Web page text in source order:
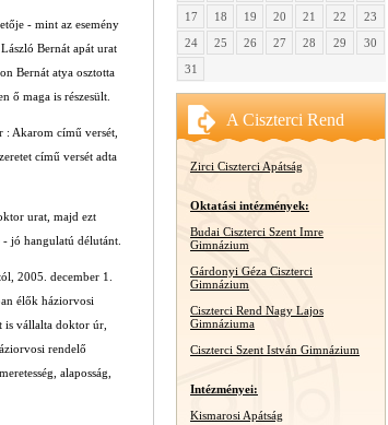
- mint az esemény
Bernát apát urat
Bernát atya osztotta
ő maga is részesült.
: Akarom című versét,
című versét adta
urat, majd ezt
- jó hangulatú délutánt.
2005. december 1.
élők háziorvosi
is vállalta doktor úr,
rendelő
alaposság,
17
18 19 20 21 22
23
24
25 26 27 28 29
30
31
A Ciszterci Rend
Zirci Ciszterci Apátság
Oktatási intézmények:
Budai Ciszterci Szent Imre
Gimnázium
Gárdonyi Géza Ciszterci
Gimnázium
Ciszterci Rend Nagy Lajos
Gimnáziuma
Ciszterci Szent István Gimnázium
Intézményei:
Kismarosi Apátság